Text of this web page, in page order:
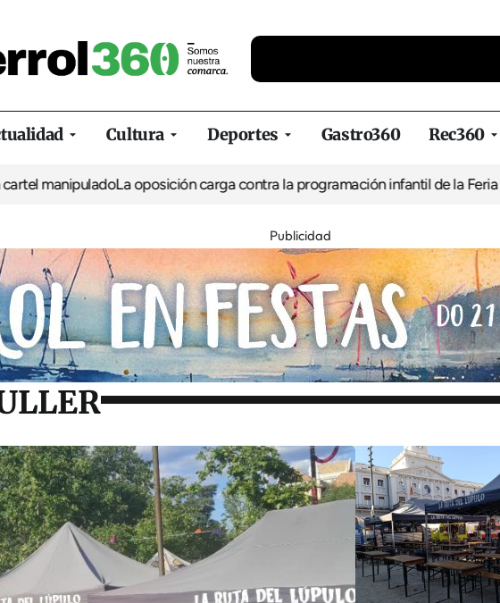
Cultura Deportes Gastro360 Rec360
La oposición carga contra la programación infantil de la Feria de la
Publicidad